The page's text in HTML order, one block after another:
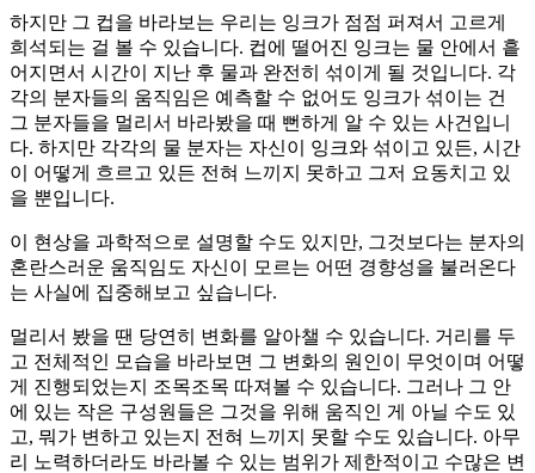
하지만 그 컵을 바라보는 우리는 잉크가 점점 퍼져서 고르게
희석되는 걸 볼 수 있습니다. 컵에 떨어진 잉크는 물 안에서 흩
어지면서 시간이 지난 후 물과 완전히 섞이게 될 것입니다. 각
각의 분자들의 움직임은 예측할 수 없어도 잉크가 섞이는 건
그 분자들을 멀리서 바라봤을 때 뻔하게 알 수 있는 사건입니
다. 하지만 각각의 물 분자는 자신이 잉크와 섞이고 있든, 시간
이 어떻게 흐르고 있든 전혀 느끼지 못하고 그저 요동치고 있
을 뿐입니다.
이 현상을 과학적으로 설명할 수도 있지만, 그것보다는 분자의
혼란스러운 움직임도 자신이 모르는 어떤 경향성을 불러온다
는 사실에 집중해보고 싶습니다.
멀리서 봤을 땐 당연히 변화를 알아챌 수 있습니다. 거리를 두
고 전체적인 모습을 바라보면 그 변화의 원인이 무엇이며 어떻
게 진행되었는지 조목조목 따져볼 수 있습니다. 그러나 그 안
에 있는 작은 구성원들은 그것을 위해 움직인 게 아닐 수도 있
고, 뭐가 변하고 있는지 전혀 느끼지 못할 수도 있습니다. 아무
리 노력하더라도 바라볼 수 있는 범위가 제한적이고 수많은 변